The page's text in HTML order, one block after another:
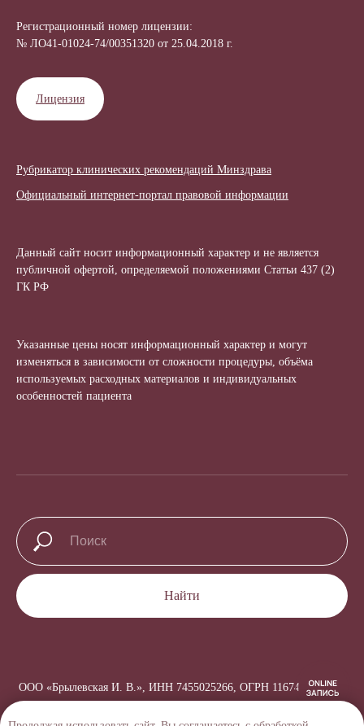
Регистрационный номер лицензии:
№ ЛО41-01024-74/00351320 от 25.04.2018 г.
Лицензия
Рубрикатор клинических рекомендаций Минздрава
Официальный интернет-портал правовой информации
Данный сайт носит информационный характер и не является
публичной офертой, определяемой положениями Статьи 437 (2)
ГК РФ
Указанные цены носят информационный характер и могут
изменяться в зависимости от сложности процедуры, объёма
используемых расходных материалов и индивидуальных
особенностей пациента
Найти
ООО «Брылевская И. В.», ИНН 7455025266, ОГРН 1167456064170